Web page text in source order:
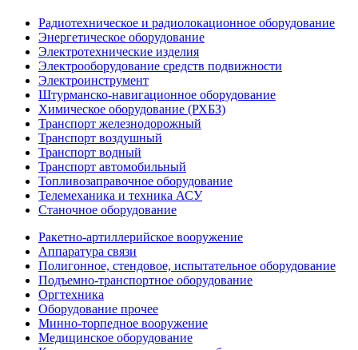
Радиотехническое и радиолокационное оборудование
Энергетическое оборудование
Электротехнические изделия
Электрооборудование средств подвижности
Электроинструмент
Штурманско-навигационное оборудование
Химическое оборудование (РХБЗ)
Транспорт железнодорожный
Транспорт воздушный
Транспорт водный
Транспорт автомобильный
Топливозаправочное оборудование
Телемеханика и техника АСУ
Станочное оборудование
Ракетно-артиллерийское вооружение
Аппаратура связи
Полигонное, стендовое, испытательное оборудование
Подъемно-транспортное оборудование
Оргтехника
Оборудование прочее
Минно-торпедное вооружение
Медицинское оборудование